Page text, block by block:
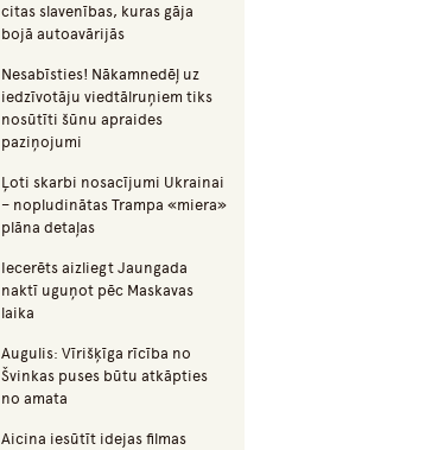
citas slavenības, kuras gāja
bojā autoavārijās
Nesabīsties! Nākamnedēļ uz
iedzīvotāju viedtālruņiem tiks
nosūtīti šūnu apraides
paziņojumi
Ļoti skarbi nosacījumi Ukrainai
– nopludinātas Trampa «miera»
plāna detaļas
Iecerēts aizliegt Jaungada
naktī uguņot pēc Maskavas
laika
Augulis: Vīrišķīga rīcība no
Švinkas puses būtu atkāpties
no amata
Aicina iesūtīt idejas filmas